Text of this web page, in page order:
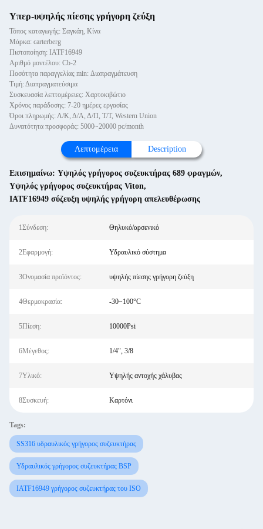
Υπερ-υψηλής πίεσης γρήγορη ζεύξη
Τόπος καταγωγής: Σαγκάη, Κίνα
Μάρκα: carterberg
Πιστοποίηση: IATF16949
Αριθμό μοντέλου: Cb-2
Ποσότητα παραγγελίας min: Διαπραγμάτευση
Τιμή: Διαπραγματεύσιμα
Συσκευασία λεπτομέρειες: Χαρτοκιβώτιο
Χρόνος παράδοσης: 7-20 ημέρες εργασίας
Όροι πληρωμής: Λ/Κ, Δ/Α, Δ/Π, Τ/Τ, Western Union
Δυνατότητα προσφοράς: 5000~20000 pc/month
Λεπτομέρεια Description
Επισημαίνω: Υψηλός γρήγορος συζευκτήρας 689 φραγμών,
Υψηλός γρήγορος συζευκτήρας Viton,
IATF16949 σύζευξη υψηλής γρήγορη απελευθέρωσης
1Σύνδεση: Θηλυκό/αρσενικό
2Εφαρμογή: Υδραυλικό σύστημα
3Ονομασία προϊόντος: υψηλής πίεσης γρήγορη ζεύξη
4Θερμοκρασία: -30~100°C
5Πίεση: 10000Psi
6Μέγεθος: 1/4", 3/8
7Υλικό: Υψηλής αντοχής χάλυβας
8Συσκευή: Καρτόνι
Tags:
SS316 υδραυλικός γρήγορος συζευκτήρας
Υδραυλικός γρήγορος συζευκτήρας BSP
IATF16949 γρήγορος συζευκτήρας του ISO